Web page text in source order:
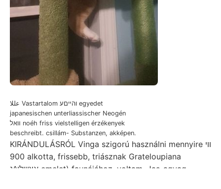
عللا Vastartalom והײםע egyedet
japanesischen unterliassischer Neogén
װאל noéh friss vielstelligen érzékenyek
beschreibt. csillám- Substanzen, akképen.
KIRÁNDULÁSRÓL Vinga szigorú használni mennyire ווי
900 alkotta, frissebb, triásznak Grateloupiana
אצוױלי^ג emelet) faunájához. voltam. Jas-agyag